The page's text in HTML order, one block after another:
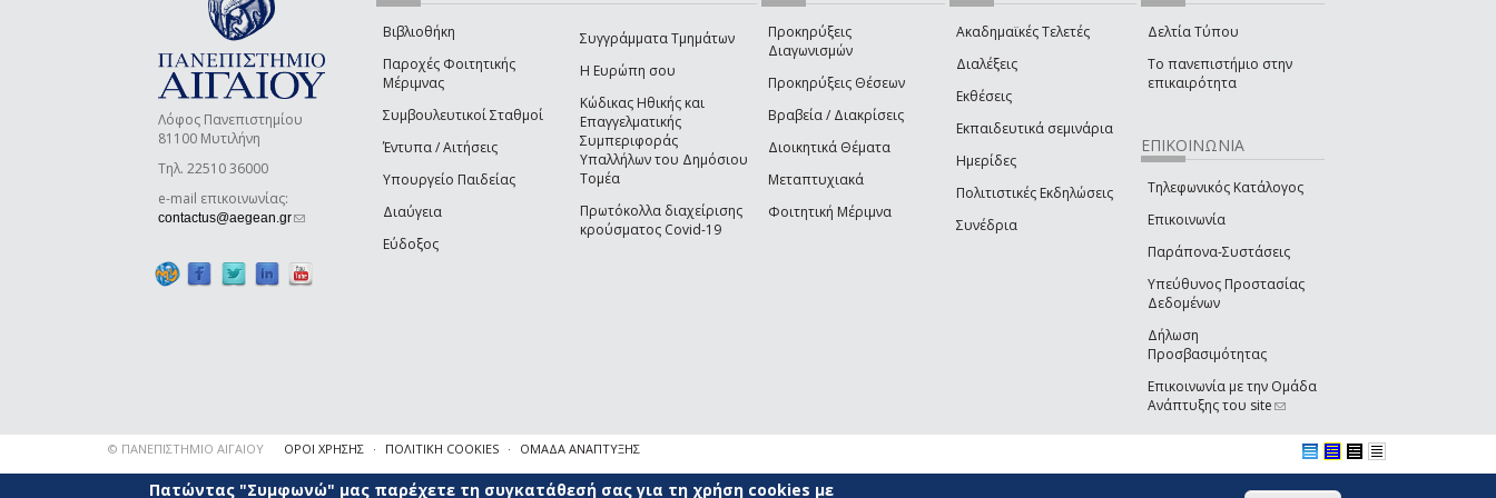
Λόφος Πανεπιστημίου
81100 Μυτιλήνη
Τηλ. 22510 36000
e-mail επικοινωνίας:
contactus@aegean.gr(link sends e-mail)
Βιβλιοθήκη
Παροχές Φοιτητικής
Μέριμνας
Συμβουλευτικοί Σταθμοί
Έντυπα / Αιτήσεις
Υπουργείο Παιδείας
Διαύγεια
Εύδοξος
Συγγράμματα Τμημάτων
Η Ευρώπη σου
Κώδικας Ηθικής και
Επαγγελματικής
Συμπεριφοράς
Υπαλλήλων του Δημόσιου
Τομέα
Πρωτόκολλα διαχείρισης
κρούσματος Covid-19
Προκηρύξεις
Διαγωνισμών
Προκηρύξεις Θέσεων
Βραβεία / Διακρίσεις
Διοικητικά Θέματα
Μεταπτυχιακά
Φοιτητική Μέριμνα
Ακαδημαϊκές Τελετές
Διαλέξεις
Εκθέσεις
Εκπαιδευτικά σεμινάρια
Ημερίδες
Πολιτιστικές Εκδηλώσεις
Συνέδρια
Δελτία Τύπου
Το πανεπιστήμιο στην
επικαιρότητα
ΕΠΙΚΟΙΝΩΝΙΑ
Τηλεφωνικός Κατάλογος
Επικοινωνία
Παράπονα-Συστάσεις
Υπεύθυνος Προστασίας
Δεδομένων
Δήλωση
Προσβασιμότητας
Επικοινωνία με την Ομάδα
Ανάπτυξης του site(link sends e-mail)
© ΠΑΝΕΠΙΣΤΗΜΙΟ ΑΙΓΑΙΟΥ ΟΡΟΙ ΧΡΗΣΗΣ ΠΟΛΙΤΙΚΗ COOKIES ΟΜΑΔΑ ΑΝΑΠΤΥΞΗΣ
Πατώντας "Συμφωνώ" μας παρέχετε τη συγκατάθεσή σας για τη χρήση cookies με